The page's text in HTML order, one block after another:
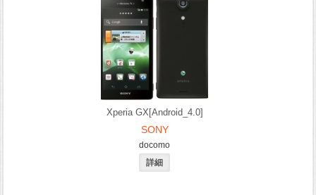
Xperia GX[Android_4.0]
SONY
docomo